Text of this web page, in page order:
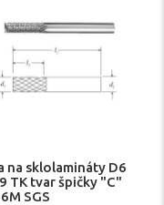
na sklolamináty D6
TK tvar špičky "C"
SGS